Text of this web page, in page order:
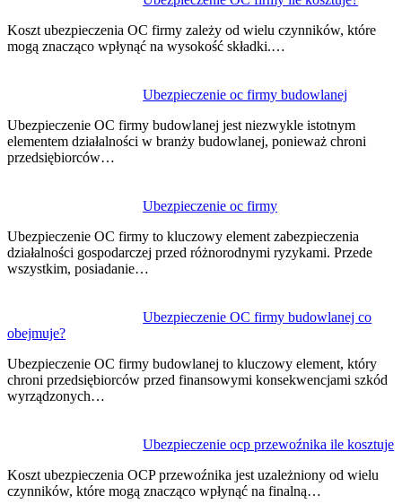
Koszt ubezpieczenia OC firmy zależy od wielu czynników, które
mogą znacząco wpłynąć na wysokość składki.…
Ubezpieczenie oc firmy budowlanej
Ubezpieczenie OC firmy budowlanej jest niezwykle istotnym
elementem działalności w branży budowlanej, ponieważ chroni
przedsiębiorców…
Ubezpieczenie oc firmy
Ubezpieczenie OC firmy to kluczowy element zabezpieczenia
działalności gospodarczej przed różnorodnymi ryzykami. Przede
wszystkim, posiadanie…
Ubezpieczenie OC firmy budowlanej co
obejmuje?
Ubezpieczenie OC firmy budowlanej to kluczowy element, który
chroni przedsiębiorców przed finansowymi konsekwencjami szkód
wyrządzonych…
Ubezpieczenie ocp przewoźnika ile kosztuje
Koszt ubezpieczenia OCP przewoźnika jest uzależniony od wielu
czynników, które mogą znacząco wpłynąć na finalną…
wpisu